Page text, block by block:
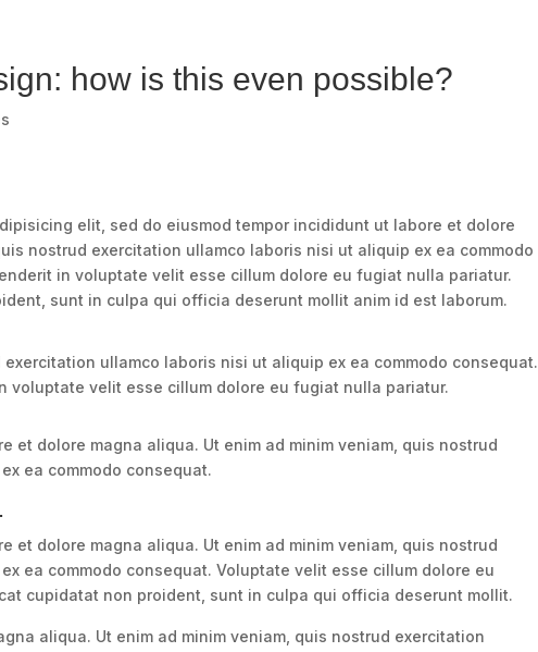
how is this even possible?
elit, sed do eiusmod tempor incididunt ut labore et dolore
nostrud exercitation ullamco laboris nisi ut aliquip ex ea commodo
in voluptate velit esse cillum dolore eu fugiat nulla pariatur.
sunt in culpa qui officia deserunt mollit anim id est laborum.
ullamco laboris nisi ut aliquip ex ea commodo consequat.
voluptate velit esse cillum dolore eu fugiat nulla pariatur.
et dolore magna aliqua. Ut enim ad minim veniam, quis nostrud
ea commodo consequat.
et dolore magna aliqua. Ut enim ad minim veniam, quis nostrud
ea commodo consequat. Voluptate velit esse cillum dolore eu
cupidatat non proident, sunt in culpa qui officia deserunt mollit.
aliqua. Ut enim ad minim veniam, quis nostrud exercitation